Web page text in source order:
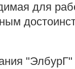
для
"ЭлбурГ"